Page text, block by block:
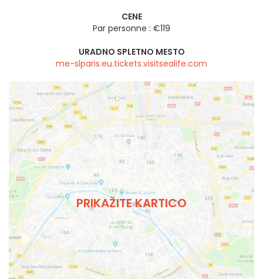
CENE
Par personne : €119
URADNO SPLETNO MESTO
me-slparis.eu.tickets.visitsealife.com
PRIKAŽITE KARTICO